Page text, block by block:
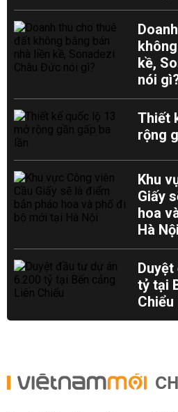
kề,
nói
Thiết
rộng
Khu
Giấy
hoa
Hà Nội
tỷ tại
Chiểu